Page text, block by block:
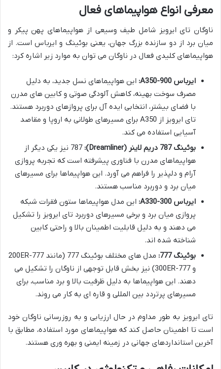
معرفی انواع هواپیماهای فعال
ناوگان تای ایرویز شامل طیف وسیعی از هواپیماهای پهن پیکر و
میان برد از دو سازنده بزرگ جهان، یعنی بوئینگ و ایرباس است. از
هواپیماهای کلیدی فعال در ناوگان می توان به موارد زیر اشاره کرد:
ایرباس A350-900:
این هواپیماهای نسل جدید، به دلیل
مصرف سوخت بهینه، کاهش آلودگی صوتی و کابین های مدرن
با فضای بیشتر، انتخابی ایده آل برای پروازهای دوربرد هستند.
تای ایرویز از A350 برای مسیرهای طولانی به اروپا و مقاصد
آسیایی استفاده می کند.
بوئینگ 787 دریم لاینر (Dreamliner):
787 نیز یکی دیگر از
هواپیماهای مدرن با فناوری پیشرفته است که تجربه پروازی
آرام و دلپذیر را فراهم می آورد. این هواپیماها برای مسیرهای
میان برد و دوربرد مناسب هستند.
ایرباس A330-300:
این مدل هواپیماها ستون فقرات شبکه
پروازی میان برد و برخی مسیرهای دوربرد تای ایرویز را تشکیل
می دهند و به دلیل قابلیت اطمینان بالا و راحتی کابین
شناخته شده اند.
بوئینگ 777:
مدل های مختلف بوئینگ 777 (مانند 777-200ER
و 777-300ER) نیز بخش قابل توجهی از ناوگان را تشکیل می
دهند. این هواپیماها به دلیل ظرفیت بالا و برد مناسب، برای
مسیرهای پرتردد بین المللی و قاره ای به کار می روند.
تای ایرویز به طور مداوم در حال ارزیابی و به روزرسانی ناوگان خود
است تا اطمینان حاصل کند که هواپیماهای مورد استفاده، مطابق با
آخرین استانداردهای جهانی در زمینه ایمنی و بهره وری هستند.